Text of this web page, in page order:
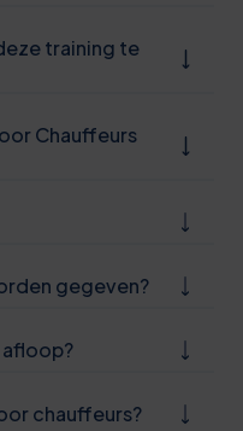
training te
Chauffeurs
gegeven?
chauffeurs?